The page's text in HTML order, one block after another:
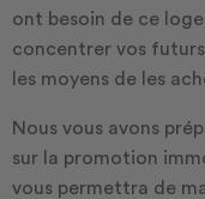
ont besoin de ce
concentrer vos
les moyens de les
Nous vous avons
sur la promotion
vous permettra de